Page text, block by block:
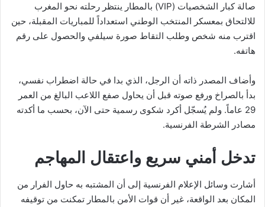
صالة كبار الشخصيات (VIP) بالمطار ينتظر رحلته نحو المغرب
للالتحاق بمعسكر المنتخب الوطني استعداداً للمباريات المقبلة، حين
اقترب منه شخص وطلب التقاط صورة سيلفي والحصول على رقم
هاتفه.
وأضاف المصدر ذاته أن الرجل، الذي بدا في حالة اضطراب نفسي،
بدأ بالصراخ ورفع صوته قبل أن يحاول صفع اللاعب البالغ من العمر
29 عاماً. ولم يُسجّل أكرد شكوى رسمية حتى الآن، بحسب ما أكدته
مصادر الشرطة الفرنسية.
تدخل أمني سريع واعتقال المهاجم
أشارت وسائل الإعلام الفرنسية إلى أن المشتبه به حاول الفرار من
المكان بعد الواقعة، غير أن قوات الأمن بالمطار تمكنت من توقيفه